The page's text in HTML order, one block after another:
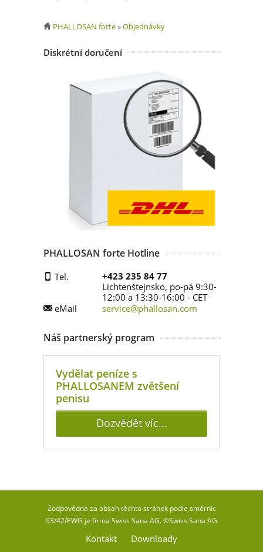
PHALLOSAN forte»Objednávky
Diskrétní doručení
PHALLOSAN forte Hotline
Tel.
+423 235 84 77
Lichtenštejnsko, po-pá 9:30-
12:00 a 13:30-16:00 - CET
eMail
service@phallosan.com
Náš partnerský program
Vydělat peníze s
PHALLOSANEM zvětšení
penisu
Dozvědět víc...
Zodpovědná za obsah těchto stránek podle směrnic
93/42/EWG je firma Swiss Sana AG. ©Swiss Sana AG
Kontakt Downloady